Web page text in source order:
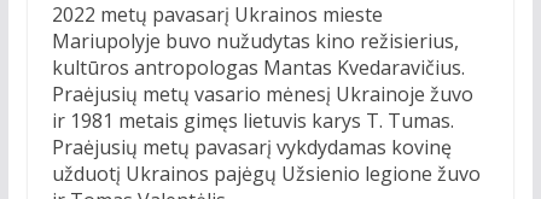
2022 metų pavasarį Ukrainos mieste
Mariupolyje buvo nužudytas kino režisierius,
kultūros antropologas Mantas Kvedaravičius.
Praėjusių metų vasario mėnesį Ukrainoje žuvo
ir 1981 metais gimęs lietuvis karys T. Tumas.
Praėjusių metų pavasarį vykdydamas kovinę
užduotį Ukrainos pajėgų Užsienio legione žuvo